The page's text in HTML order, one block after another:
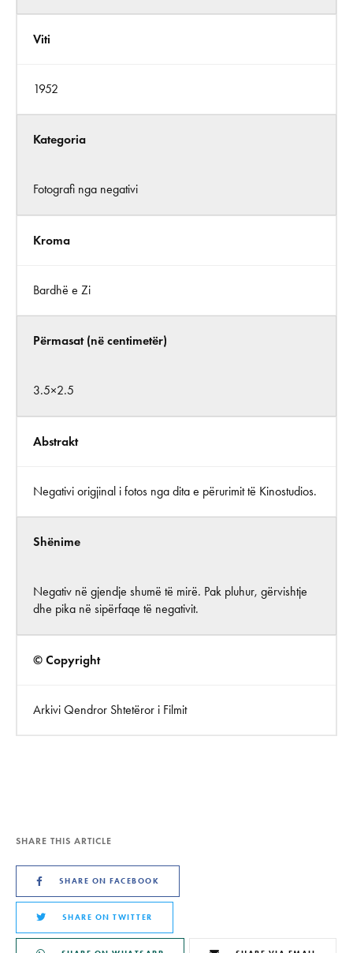
Viti
1952
Kategoria
Fotografi nga negativi
Kroma
Bardhë e Zi
Përmasat (në centimetër)
3.5×2.5
Abstrakt
Negativi origjinal i fotos nga dita e përurimit të Kinostudios.
Shënime
Negativ në gjendje shumë të mirë. Pak pluhur, gërvishtje
dhe pika në sipërfaqe të negativit.
© Copyright
Arkivi Qendror Shtetëror i Filmit
SHARE THIS ARTICLE
SHARE ON FACEBOOK
SHARE ON TWITTER